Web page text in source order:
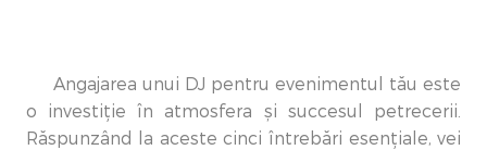
Angajarea unui DJ pentru evenimentul tău este
o investiție în atmosfera și succesul petrecerii.
Răspunzând la aceste cinci întrebări esențiale, vei